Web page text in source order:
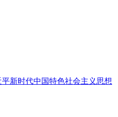
新时代中国特色社会主义思想